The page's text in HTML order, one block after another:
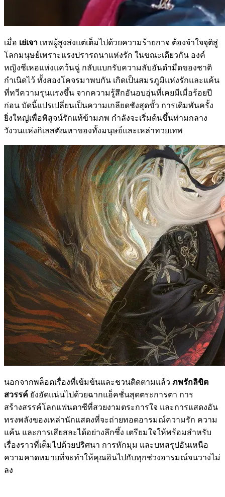
เมื่อ เย่เจา เทพผู้สูงส่งแต่เต็มไปด้วยความร้ายกาจ ต้องจำใจจุติสู่
โลกมนุษย์เพราะแรงปรารถนาแห่งรัก ในขณะเดียวกัน องค์
หญิงซีเหอแห่งแคว้นฉู่ กลับแบกรับความลับอันดำมืดของชาติ
กำเนิดไว้ ทั้งสองโคจรมาพบกัน เกิดเป็นสมรภูมิแห่งรักและแค้น
ที่ทวีความรุนแรงขึ้น จากความรู้สึกอันอบอุ่นที่เคยมีเมื่อร้อยปี
ก่อน บัดนี้แปรเปลี่ยนเป็นความเกลียดชังสุดขั้ว การเดิมพันครั้ง
ยิ่งใหญ่เพื่อพิสูจน์รักแท้ข้ามภพ กำลังจะเริ่มต้นขึ้นท่ามกลาง
วังวนแห่งกิเลสตัณหาของทั้งมนุษย์และเหล่าทวยเทพ
นอกจากพล็อตเรื่องที่เข้มข้นและชวนติดตามแล้ว ภพรักลิขิต
สวรรค์ ยังอัดแน่นไปด้วยฉากแอ็คชั่นสุดตระการตา การ
สร้างสรรค์โลกแฟนตาซีที่สวยงามตระการใจ และการแสดงอัน
ทรงพลังของเหล่านักแสดงที่จะถ่ายทอดอารมณ์ความรัก ความ
แค้น และการเสียสละได้อย่างลึกซึ้ง เตรียมใจให้พร้อมสำหรับ
เรื่องราวที่เต็มไปด้วยปริศนา การหักมุม และบทสรุปอันเหนือ
ความคาดหมายที่จะทำให้คุณอินไปกับทุกช่วงอารมณ์จนวางไม่
ลง